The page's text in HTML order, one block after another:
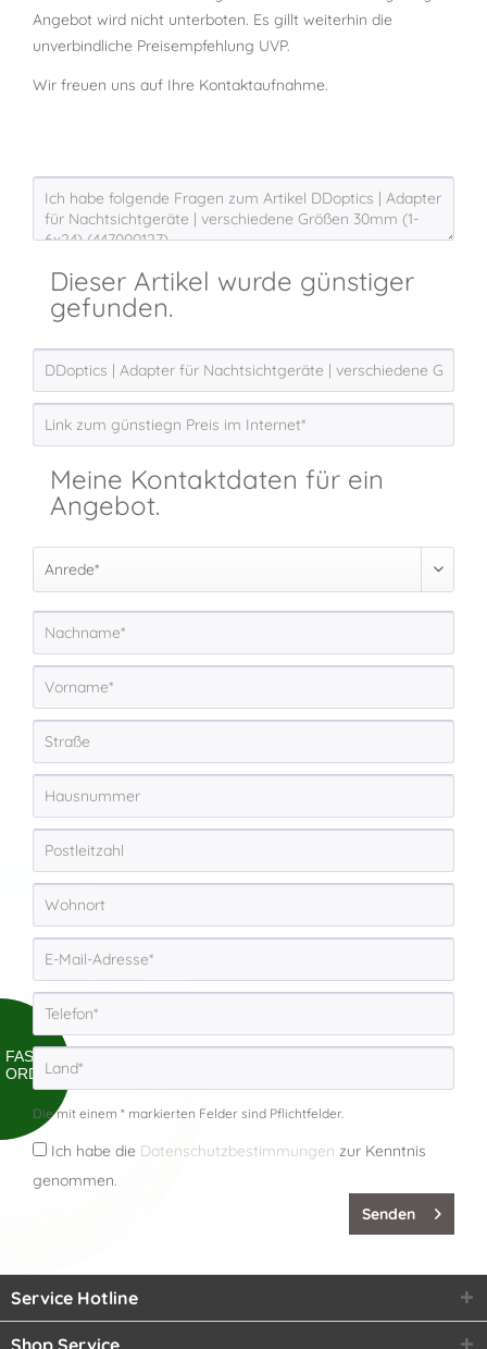
FAST
ORDER
Angebot wird nicht unterboten. Es gillt weiterhin die
unverbindliche Preisempfehlung UVP.
Wir freuen uns auf Ihre Kontaktaufnahme.
Dieser Artikel wurde günstiger
gefunden.
Meine Kontaktdaten für ein
Angebot.
Die mit einem * markierten Felder sind Pflichtfelder.
Ich habe die Datenschutzbestimmungen zur Kenntnis
genommen.
Senden
Service Hotline
Shop Service